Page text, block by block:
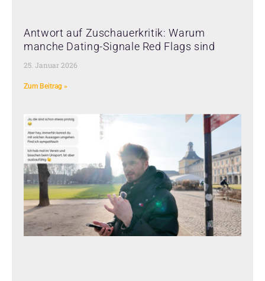
Antwort auf Zuschauerkritik: Warum
manche Dating-Signale Red Flags sind
25. Januar 2026
Zum Beitrag »